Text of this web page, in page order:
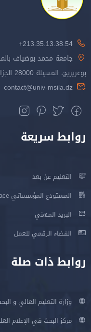
213.35.13.38.54+
جامعة محمد بوضياف
بوعريريج، المسيلة 28000 الجزائر
contact@univ-msila.dz
روابط سريعة
التعليم عن بعد
المستودع المؤسساتي DSpace
البريد المهني
الفضاء الرقمي للعمل
روابط ذات صلة
وزارة التعليم العالي و
مركز البحث في الإعلام